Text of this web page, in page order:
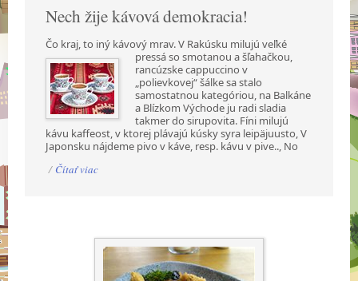
Nech žije kávová demokracia!
Čo kraj, to iný kávový mrav. V Rakúsku milujú veľké
pressá so smotanou a šľahačkou,
rancúzske cappuccino v
„polievkovej“ šálke sa stalo
samostatnou kategóriou, na Balkáne
a Blízkom Východe ju radi sladia
takmer do sirupovita. Fíni milujú
kávu kaffeost, v ktorej plávajú kúsky syra leipäjuusto, V
Japonsku nájdeme pivo v káve, resp. kávu v pive.., No
/ Čítať viac